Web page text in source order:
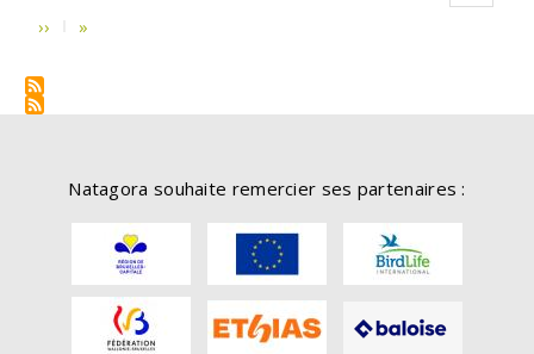
Page
››
Dernière
»
Natagora souhaite remercier ses partenaires :